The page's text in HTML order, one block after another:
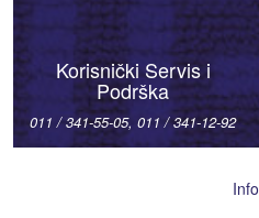
Korisnički Servis i
Podrška
011 / 341-55-05, 011 / 341-12-92
Info